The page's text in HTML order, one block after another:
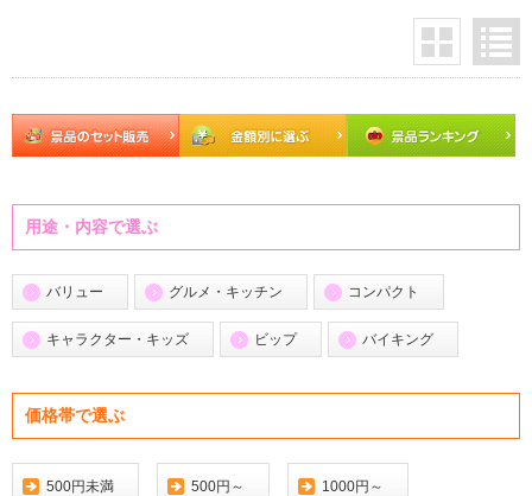
用途・内容で選ぶ
バリュー グルメ・キッチン コンパクト
キャラクター・キッズ ビップ バイキング
価格帯で選ぶ
500円未満 500円～ 1000円～